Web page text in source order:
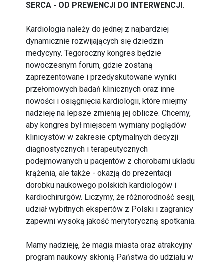
SERCA - OD PREWENCJI DO INTERWENCJI.
Kardiologia należy do jednej z najbardziej
dynamicznie rozwijających się dziedzin
medycyny. Tegoroczny kongres będzie
nowoczesnym forum, gdzie zostaną
zaprezentowane i przedyskutowane wyniki
przełomowych badań klinicznych oraz inne
nowości i osiągnięcia kardiologii, które miejmy
nadzieję na lepsze zmienią jej oblicze. Chcemy,
aby kongres był miejscem wymiany poglądów
klinicystów w zakresie optymalnych decyzji
diagnostycznych i terapeutycznych
podejmowanych u pacjentów z chorobami układu
krążenia, ale także - okazją do prezentacji
dorobku naukowego polskich kardiologów i
kardiochirurgów. Liczymy, że różnorodność sesji,
udział wybitnych ekspertów z Polski i zagranicy
zapewni wysoką jakość merytoryczną spotkania.
Mamy nadzieję, że magia miasta oraz atrakcyjny
program naukowy skłonią Państwa do udziału w